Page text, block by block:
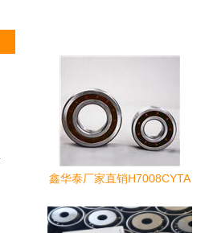
鑫华泰厂家直销H7008CYTA
质，全方位服务